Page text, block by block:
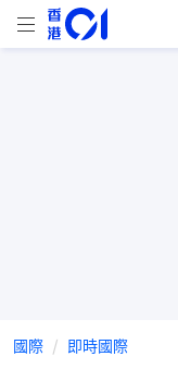
國際 即時國際